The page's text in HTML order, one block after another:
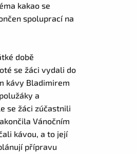
kakao se
spoluprací na
době
se žáci vydali do
kávy Bladimirem
a
se žáci zúčastnili
Vánočním
kávou, a to její
přípravu